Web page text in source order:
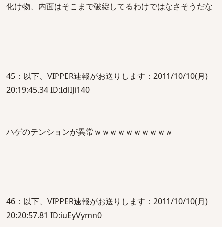
化け物、内面はそこまで破綻してるわけではなさそうだな
45：以下、VIPPER速報がお送りします：2011/10/10(月)
20:19:45.34 ID:IdlIJi140
ハゲのテンションが異常ｗｗｗｗｗｗｗｗｗｗ
46：以下、VIPPER速報がお送りします：2011/10/10(月)
20:20:57.81 ID:iuEyVymn0